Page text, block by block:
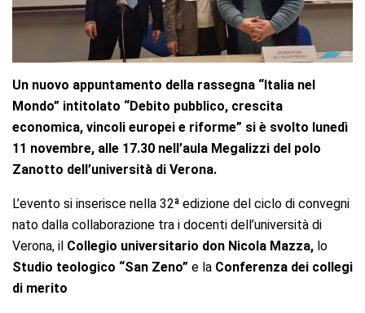
Un nuovo appuntamento della rassegna “Italia nel
Mondo” intitolato “Debito pubblico, crescita
economica, vincoli europei e riforme” si è svolto lunedì
11 novembre, alle 17.30 nell’aula Megalizzi del polo
Zanotto dell’università di Verona.
L’evento si inserisce nella 32ª edizione del ciclo di convegni
nato dalla collaborazione tra i docenti dell’università di
Verona, il Collegio universitario don Nicola Mazza, lo
Studio teologico “San Zeno” e la Conferenza dei collegi
di merito